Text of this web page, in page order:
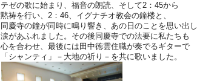
テゼの歌に始まり、福音の朗読、そして2：45から
黙祷を行い、2：46、イグナチオ教会の鐘楼と、
同慶寺の鐘が同時に鳴り響き、あの日のことを思い出し
涙があふれました。その後同慶寺での法要に私たちも
心を合わせ、最後には田中徳雲住職が奏でるギターで
「シャンティ」－大地の祈り－を共に歌いました。